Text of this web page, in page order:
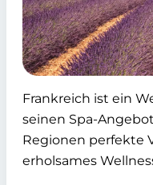
Frankreich ist ein
seinen Spa-
Regionen perfekte
erholsames